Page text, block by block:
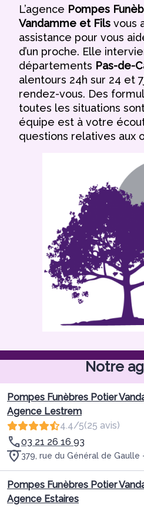
L’agence Pompes
Vandamme et Fils vous
assistance pour vous
d’un proche. Elle
départements Pas-de-
alentours 24h sur 24 et
rendez-vous. Des
toutes les situations
équipe est à votre
questions relatives aux
Notre
Pompes Funèbres Potier
Agence Lestrem
4.4/5(25 avis)
03 21 26 16 93
379, rue du Général de Gaulle
Pompes Funèbres Potier
Agence Estaires